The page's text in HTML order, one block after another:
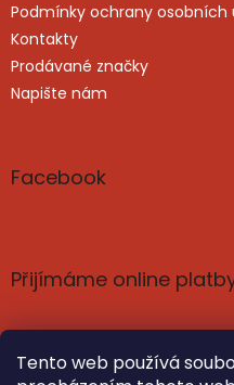
Tento web používá
Podmínky ochrany osobních
Kontakty
Prodávané značky
Napište nám
Facebook
Přijímáme online